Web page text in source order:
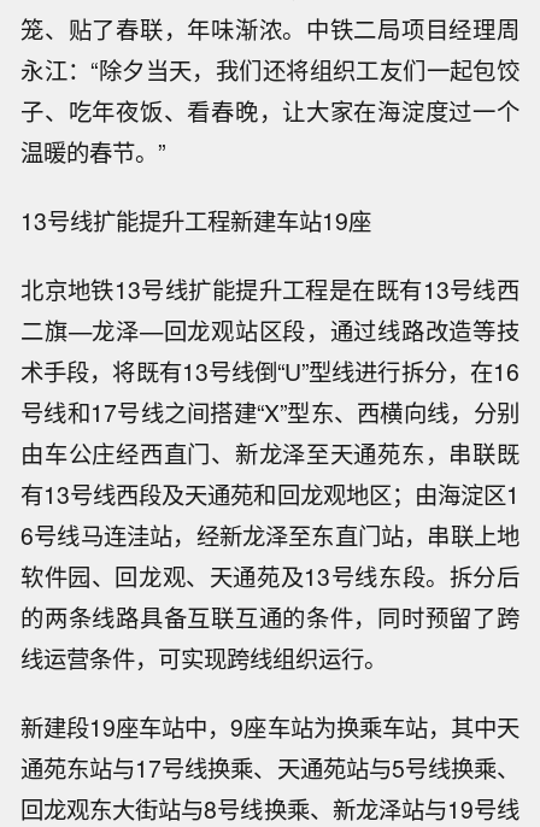
笼、贴了春联，年味渐浓。中铁二局项目经理周
永江：“除夕当天，我们还将组织工友们一起包饺
子、吃年夜饭、看春晚，让大家在海淀度过一个
温暖的春节。”
13号线扩能提升工程新建车站19座
北京地铁13号线扩能提升工程是在既有13号线西
二旗—龙泽—回龙观站区段，通过线路改造等技
术手段，将既有13号线倒“U”型线进行拆分，在16
号线和17号线之间搭建“X”型东、西横向线，分别
由车公庄经西直门、新龙泽至天通苑东，串联既
有13号线西段及天通苑和回龙观地区；由海淀区1
6号线马连洼站，经新龙泽至东直门站，串联上地
软件园、回龙观、天通苑及13号线东段。拆分后
的两条线路具备互联互通的条件，同时预留了跨
线运营条件，可实现跨线组织运行。
新建段19座车站中，9座车站为换乘车站，其中天
通苑东站与17号线换乘、天通苑站与5号线换乘、
回龙观东大街站与8号线换乘、新龙泽站与19号线